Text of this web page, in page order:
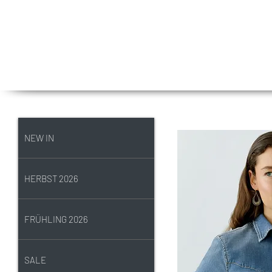
NEW IN
HERBST 2026
FRÜHLING 2026
SALE